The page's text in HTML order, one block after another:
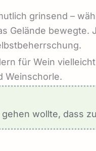
grinsend –
Gelände bewegte.
für Wein
Weinschorle.
wollte, dass